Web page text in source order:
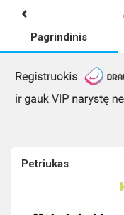
Pagrindinis
Petriukas